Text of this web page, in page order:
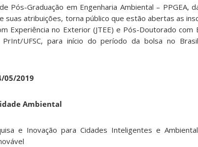
Pós-Graduação em Engenharia Ambiental – PPGEA,
suas atribuições, torna público que estão abertas as
Experiência no Exterior (JTEE) e Pós-Doutorado com
PrInt/UFSC, para início do período da bolsa no
05/2019
Ambiental
e Inovação para Cidades Inteligentes e